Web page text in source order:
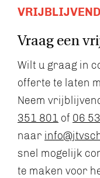
Vraag een
Wilt u graag in
offerte te laten
Neem
351 801 of 06
naar
snel mogelijk
te maken voor